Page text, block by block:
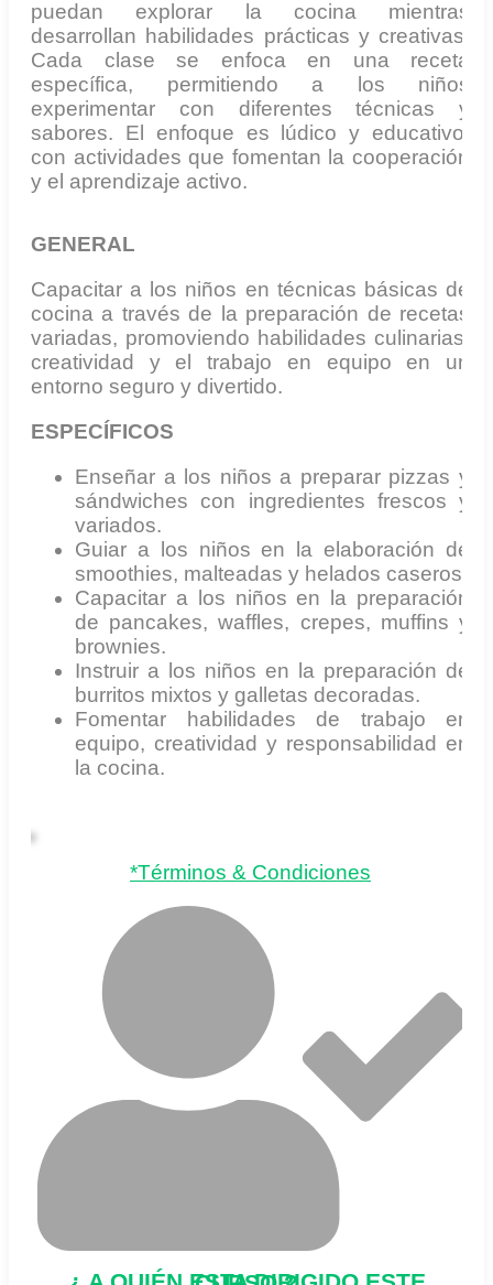
puedan explorar la cocina mientras
desarrollan habilidades prácticas y creativas.
Cada clase se enfoca en una receta
específica, permitiendo a los niños
experimentar con diferentes técnicas y
sabores. El enfoque es lúdico y educativo,
con actividades que fomentan la cooperación
y el aprendizaje activo.
GENERAL
Capacitar a los niños en técnicas básicas de
cocina a través de la preparación de recetas
variadas, promoviendo habilidades culinarias,
creatividad y el trabajo en equipo en un
entorno seguro y divertido.
ESPECÍFICOS
Enseñar a los niños a preparar pizzas y
sándwiches con ingredientes frescos y
variados.
Guiar a los niños en la elaboración de
smoothies, malteadas y helados caseros.
Capacitar a los niños en la preparación
de pancakes, waffles, crepes, muffins y
brownies.
Instruir a los niños en la preparación de
burritos mixtos y galletas decoradas.
Fomentar habilidades de trabajo en
equipo, creatividad y responsabilidad en
la cocina.
*Términos & Condiciones